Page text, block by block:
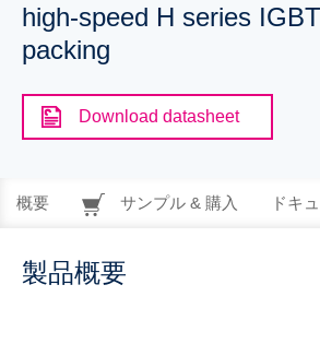
high-speed H series
packing
Download datasheet
概要 サンプル & 購入 ドキ
製品概要